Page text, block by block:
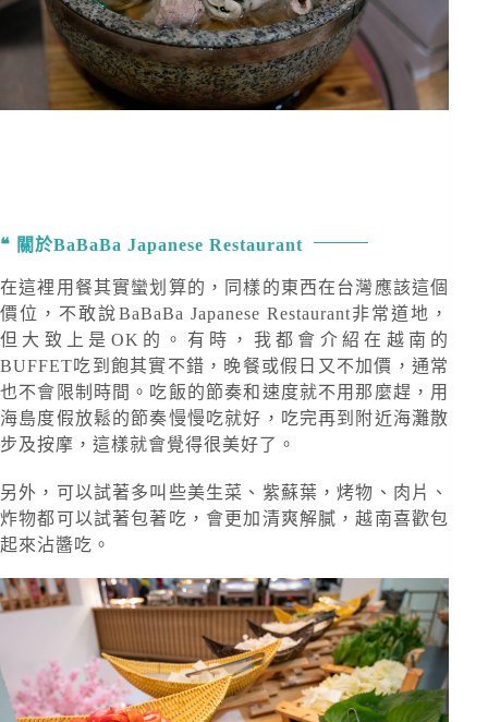
關於BaBaBa Japanese Restaurant
在這裡用餐其實蠻划算的，同樣的東西在台灣應該這個
價位，不敢說BaBaBa Japanese Restaurant非常道地，
但大致上是OK的。有時，我都會介紹在越南的
BUFFET吃到飽其實不錯，晚餐或假日又不加價，通常
也不會限制時間。吃飯的節奏和速度就不用那麼趕，用
海島度假放鬆的節奏慢慢吃就好，吃完再到附近海灘散
步及按摩，這樣就會覺得很美好了。
另外，可以試著多叫些美生菜、紫蘇葉，烤物、肉片、
炸物都可以試著包著吃，會更加清爽解膩，越南喜歡包
起來沾醬吃。